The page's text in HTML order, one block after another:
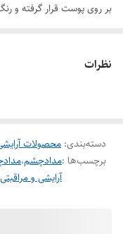
بر روی پوست قرار گرفته و
مداد تراش نیست.
نظرات
دسته‌بندی: محصولات
برچسب‌ها :مدادچشم،
آرایشی و مراقبتی